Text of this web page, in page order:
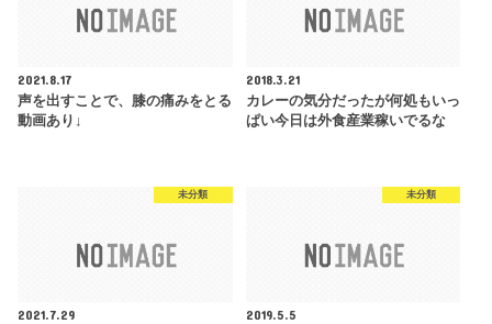
2021.8.17
声を出すことで、膝の痛みをとる
動画あり↓
2018.3.21
カレーの気分だったが何処もいっ
ぱい今日は外食産業稼いでるな
未分類
2021.7.29
未分類
2019.5.5